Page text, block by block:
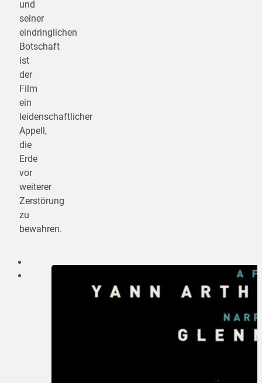
und
seiner
eindringlichen
Botschaft
ist
der
Film
ein
leidenschaftlicher
Appell,
die
Erde
vor
weiterer
Zerstörung
zu
bewahren.